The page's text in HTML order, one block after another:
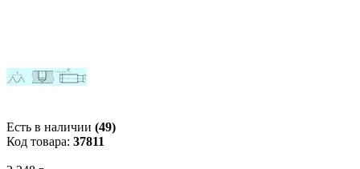
Есть в наличии (49)
Код товара: 37811